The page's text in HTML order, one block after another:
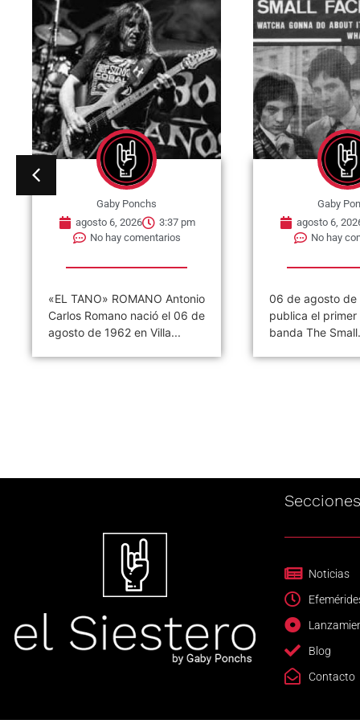
Gaby Ponchs
agosto 6, 2026
3:37 pm
No hay comentarios
«EL TANO» ROMANO Antonio
Carlos Romano nació el 06 de
agosto de 1962 en Villa...
Gaby
agosto 6,
No hay
06 de agosto de
publica el
banda The
Secciones
Noticias
Blog
Contacto